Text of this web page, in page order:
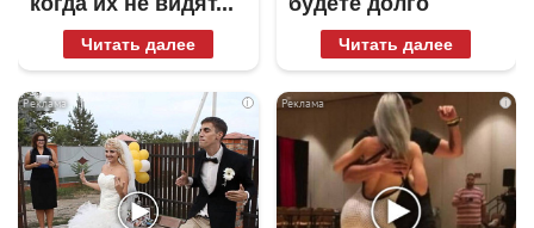
Читать далее Читать далее
i i